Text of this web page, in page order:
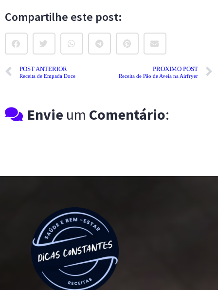
Compartilhe este post:
POST ANTERIOR
Receita de Empada Doce
PRÓXIMO POST
Receita de Pão de Aveia na Airfryer
Envie um Comentário: